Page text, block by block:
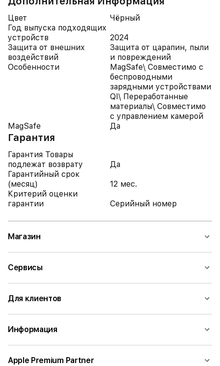
Цвет
Чёрный
Год выпуска подходящих
устройств
2024
Защита от внешних
воздействий
Защита от царапин, пыли
и повреждений
Особенности
MagSafe\ Совместимо с
беспроводными
зарядными устройствами
QI\ Переработанные
материалы\ Совместимо
с управлением камерой
MagSafe
Да
Гарантия
Гарантия Товары
подлежат возврату
Да
Гарантийный срок
(месяц)
12 мес.
Критерий оценки
гарантии
Серийный номер
Магазин
Сервисы
Для клиентов
Информация
Apple Premium Partner